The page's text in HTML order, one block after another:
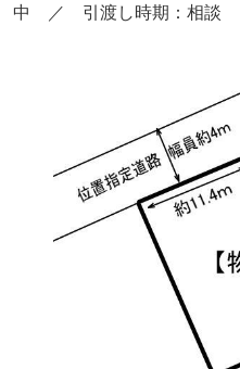
中
／ 引渡し時期：相談